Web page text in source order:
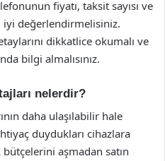
fiyatı, taksit sayısı ve
değerlendirmelisiniz.
dikkatlice okumalı ve
bilgi almalısınız.
nelerdir?
daha ulaşılabilir hale
duydukları cihazlara
aşmadan satın